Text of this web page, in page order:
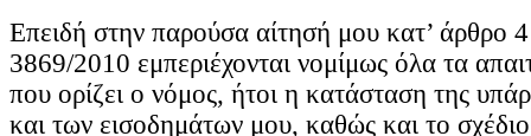
Επειδή στην παρούσα αίτησή μου κατ’ άρθρο
3869/2010 εμπεριέχονται νομίμως όλα τα
που ορίζει ο νόμος, ήτοι η κατάσταση της
και των εισοδημάτων μου, καθώς και το